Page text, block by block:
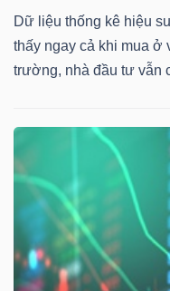
Dữ liệu thống kê hiệu
thấy ngay cả khi mua ở
trường, nhà đầu tư vẫn